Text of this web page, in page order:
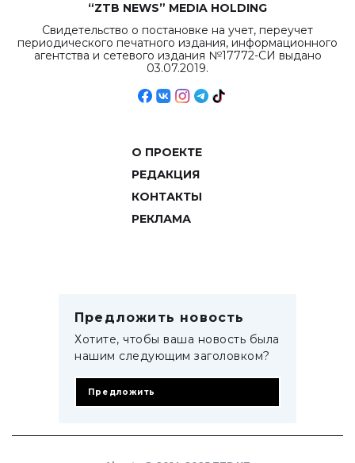
“ZTB NEWS” MEDIA HOLDING
Свидетельство о постановке на учет, переучет
периодического печатного издания, информационного
агентства и сетевого издания №17772-СИ выдано
03.07.2019.
О ПРОЕКТЕ
РЕДАКЦИЯ
КОНТАКТЫ
РЕКЛАМА
Предложить новость
Хотите, чтобы ваша новость была
нашим следующим заголовком?
Предложить